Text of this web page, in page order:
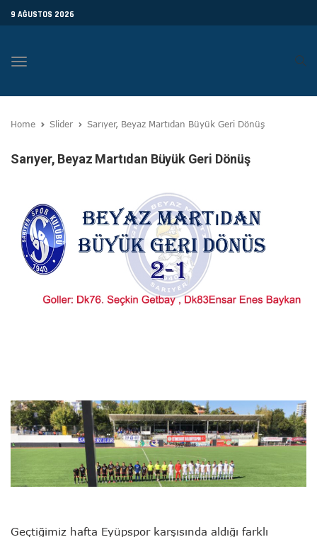
9 AĞUSTOS 2026
Toggle
Home Slider Sarıyer, Beyaz Martıdan Büyük Geri Dönüş
Sarıyer, Beyaz Martıdan Büyük Geri Dönüş
Geçtiğimiz hafta Eyüpspor karşısında aldığı farklı